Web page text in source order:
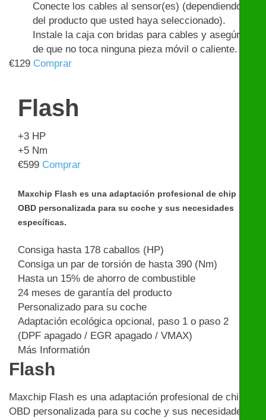
Conecte los cables al sensor(es) (dependiendo
del producto que usted haya seleccionado).
Instale la caja con bridas para cables y asegúrese
de que no toca ninguna pieza móvil o caliente.
€129 Comprar
Flash
+3 HP
+5 Nm
€599 Comprar
Maxchip Flash es una adaptación profesional de chip
OBD personalizada para su coche y sus necesidades
específicas.
Consiga hasta 178 caballos (HP)
Consiga un par de torsión de hasta 390 (Nm)
Hasta un 15% de ahorro de combustible
24 meses de garantía del producto
Personalizado para su coche
Adaptación ecológica opcional, paso 1 o paso 2
(DPF apagado / EGR apagado / VMAX)
Más Informatión
Flash
Maxchip Flash es una adaptación profesional de chip
OBD personalizada para su coche y sus necesidades